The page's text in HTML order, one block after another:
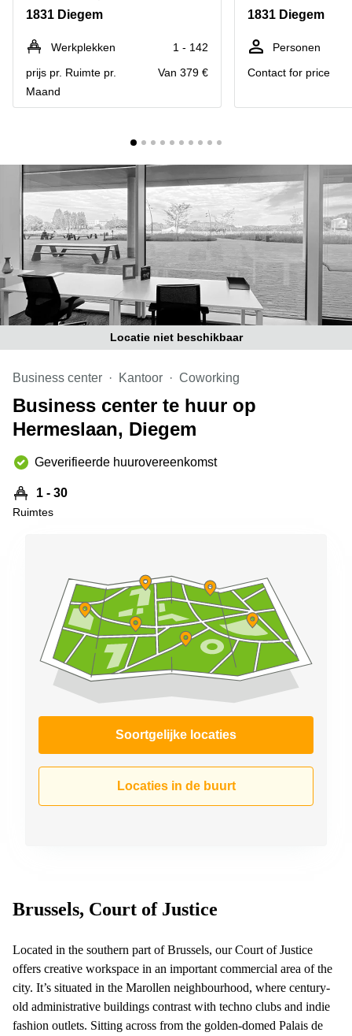
huren
Elsene
Brugge
Herentals
Aalst
ruimtes te
Gent
huren in
Gent
Handelspand
te huur in
Hasselt
Location
centre
d'affaires
à Mons
virtueel
Antwerpen
Vergaderzaal
Antwerpen
Locaux
à louer en
Bruxelles
1831 Diegem
Werkplekken
1 - 142
prijs pr. Ruimte pr.
Maand
Van 379 €
1831 Diegem
Personen
Contact for price
Locatie niet beschikbaar
Business center Kantoor Coworking
Business center te huur op
Hermeslaan, Diegem
Geverifieerde huurovereenkomst
1 - 30
Ruimtes
Soortgelijke locaties
Locaties in de buurt
Brussels, Court of Justice
Located in the southern part of Brussels, our Court of Justice
offers creative workspace in an important commercial area of the
city. It’s situated in the Marollen neighbourhood, where century-
old administrative buildings contrast with techno clubs and indie
fashion outlets. Sitting across from the golden-domed Palais de